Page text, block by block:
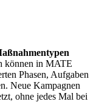
können in MATE
Phasen, Aufgaben
Neue Kampagnen
ohne jedes Mal bei